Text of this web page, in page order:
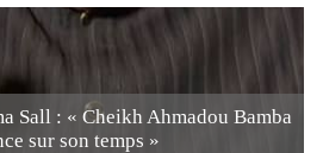
Sall : « Cheikh Ahmadou Bamba
sur son temps »